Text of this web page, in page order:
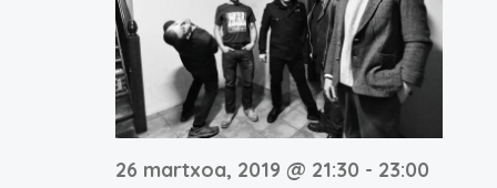
26 martxoa, 2019 @ 21:30 - 23:00